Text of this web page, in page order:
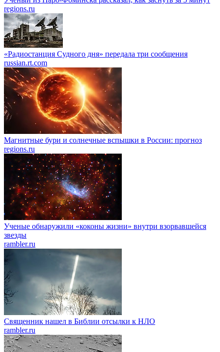
regions.ru
«Радиостанция Судного дня» передала три сообщения
russian.rt.com
Магнитные бури и солнечные вспышки в России: прогноз
regions.ru
Ученые обнаружили «коконы жизни» внутри взорвавшейся
звезды
rambler.ru
Священник нашел в Библии отсылки к НЛО
rambler.ru